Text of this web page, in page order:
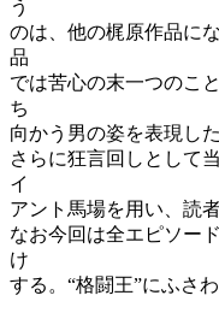
う
のは、他の梶原作品に
品
では苦心の末一つのこ
ち
向かう男の姿を表現し
さらに狂言回しとして
イ
アント馬場を用い、読
なお今回は全エピソー
け
する。“格闘王”にふさ